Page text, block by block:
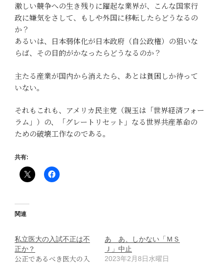
激しい競争への生き残りに躍起な業界が、こんな国家行
政に嫌気をさして、もしや外国に移転したらどうなるの
か？
あるいは、日本弱体化が日本政府（自公政権）の狙いな
らば、その目的がかなったらどうなるのか？
主たる産業が国内から消えたら、あとは貧困しか待って
いない。
それもこれも、アメリカ民主党（親玉は「世界経済フォー
ラム」）の、「グレートリセット」なる世界共産革命の
ための破壊工作なのである。
共有:
関連
私立医大の入試不正は不
正か？
公正であるべき医大の入
あゝあ、しかない「ＭＳ
Ｊ」中止
2023年2月8日水曜日